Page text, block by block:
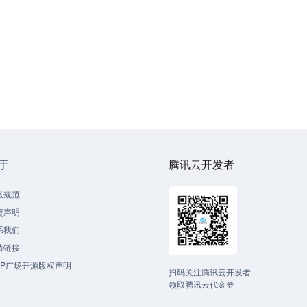
规范
声明
我们
链接
广场开源版权声明
腾讯云开发者
扫码关注腾讯云开发者
领取腾讯云代金券